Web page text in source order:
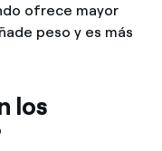
ofrece mayor
peso y es más
los